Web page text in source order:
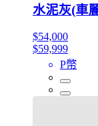
水泥灰(車
$54,000
$59,999
P幣